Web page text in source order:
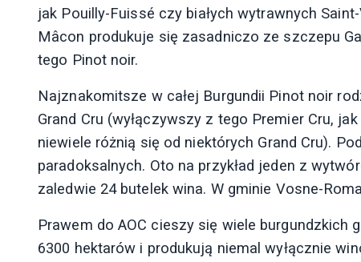
jak Pouilly-Fuissé czy białych wytrawnych
Mâcon produkuje się zasadniczo ze szczepu
tego Pinot noir.
Najznakomitsze w całej Burgundii Pinot noir
Grand Cru (wyłączywszy z tego Premier Cru,
niewiele różnią się od niektórych Grand Cru).
paradoksalnych. Oto na przykład jeden z
zaledwie 24 butelek wina. W gminie Vosne-
Prawem do AOC cieszy się wiele burgundzkich
6300 hektarów i produkują niemal wyłącznie